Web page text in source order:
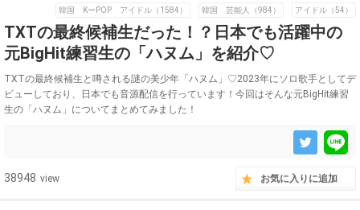
韓国 KーPOP アイドル（1584）
韓国 芸能人（984） アイドル（54）
TXTの最終候補生だった！？日本でも活躍中の
元BigHit練習生の「ハヌム」を紹介♡
TXTの最終候補生と噂される謎の美少年「ハヌム」♡2023年にソロ歌手としてデ
ビューしており、日本でも音源配信を行っています！今回はそんな元BigHit練習
生の「ハヌム」についてまとめてみました！
38948 view お気に入りに追加